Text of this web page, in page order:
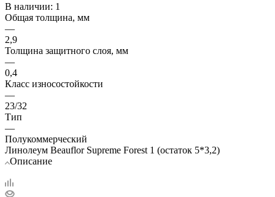
В наличии: 1
Общая толщина, мм
—
2,9
Толщина защитного слоя, мм
—
0,4
Класс износостойкости
—
23/32
Тип
—
Полукоммерческий
Линолеум Beauflor Supreme Forest 1 (остаток 5*3,2)
Описание